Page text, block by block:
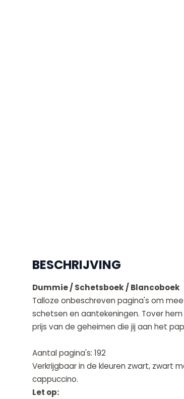
BESCHRIJVING
Dummie / Schetsboek / Blancoboek
Talloze onbeschreven pagina's om
schetsen en aantekeningen. Tover
prijs van de geheimen die jij aan het
Aantal pagina's: 192
Verkrijgbaar in de kleuren zwart, zwart
cappuccino.
Let op: